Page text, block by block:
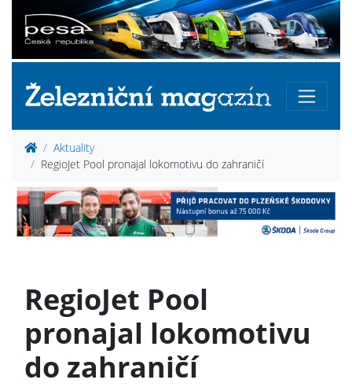
Aktuality
RegioJet Pool pronajal lokomotivu do zahraničí
RegioJet Pool
pronajal lokomotivu
do zahraničí